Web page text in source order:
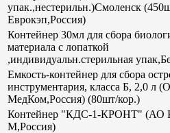
упак.,нестерильн.)Смоленск
Еврокэп,Россия)
Контейнер 30мл для сбора
материала с лопаткой
,индивидуальн.стерильная
Емкость-контейнер для сбора
инструментария, класса Б, 2,0
МедКом,Россия) (80шт/кор.)
Контейнер "КДС-1-КРОНТ" (АО
М,Россия)